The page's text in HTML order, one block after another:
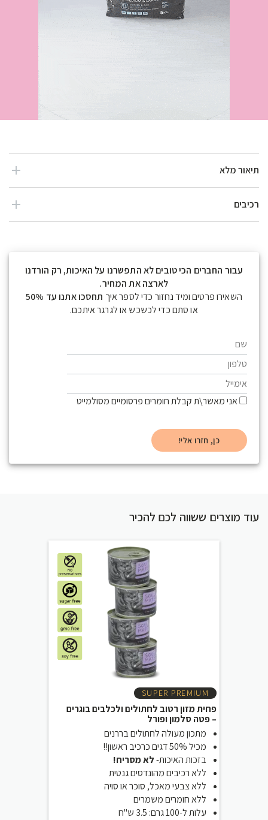
תיאור מלא
רכיבים
עבור החברים הכי טובים לא התפשרנו על האיכות, רק הורדנו
לארצה את המחיר.
השאירו פרטים ומיד נחזור כדי לספר איך תחסכו אתנו עד 50%
או סתם כדי לכשכש או לגרגר איתכם.
אני מאשר\ת קבלת חומרים פרסומיים מסולמייט
עוד מוצרים ששווה לכם להכיר
SUPER PREMIUM
פחית מזון רטוב לחתולים ולכלבים בוגרים
– פטה סלמון ופורל
מתכון מעולה לחתולים בררנים
מכיל 50% דגים כרכיב ראשון!!
בזכות האיכות-לא מסריח!
ללא רכיבים מהונדסים גנטית
ללא צבעי מאכל, סוכר או סויה
ללא חומרים משמרים
עלות ל-100 גרם: 3.5 ש"ח